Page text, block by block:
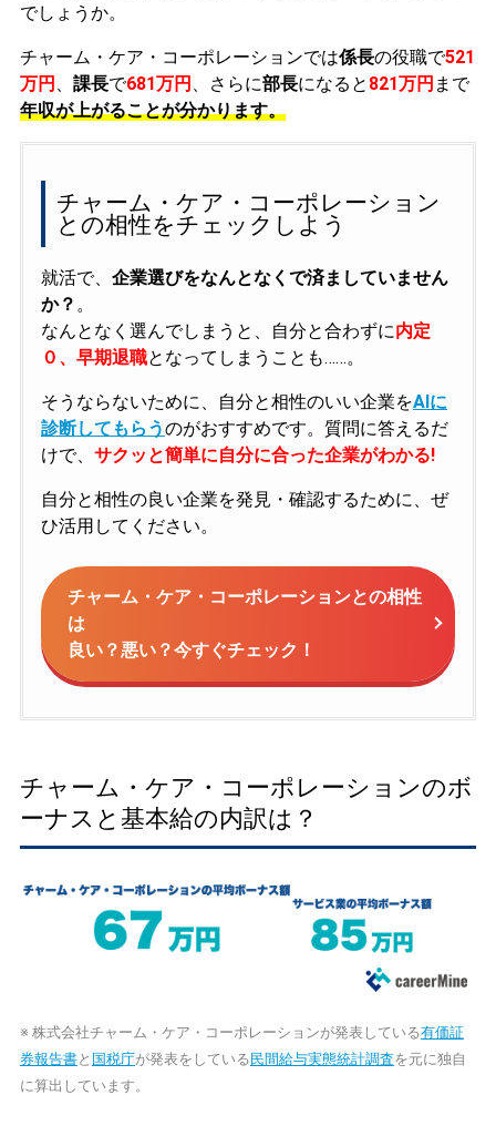
でしょうか。
チャーム・ケア・コーポレーションでは係長の役職で521
万円
課長で681万円 、さらに部長になると 821万円 まで
年収が上がることが分かります。
チャーム・ケア・コーポレーション
との相性をチェックしよう
就活で、 企業選びをなんとなくで済ましていません
か？ 。
なんとなく選んでしまうと、自分と合わずに内定
０、早期退職となってしまうことも……。
そうならないために、自分と相性のいい企業をAIに
診断してもらうのがおすすめです。質問に答えるだ
けで、 サクッと簡単に自分に合った企業がわかる!
自分と相性の良い企業を発見・確認するために、ぜ
ひ活用してください。
チャーム・ケア・コーポレーションとの相性
は
良い？悪い？今すぐチェック！
チャーム・ケア・コーポレーションのボ
ーナスと基本給の内訳は？
※ 株式会社チャーム・ケア・コーポレーションが発表している有価証
券報告書と 国税庁が発表をしている 民間給与実態統計調査を元に独自
に算出しています。